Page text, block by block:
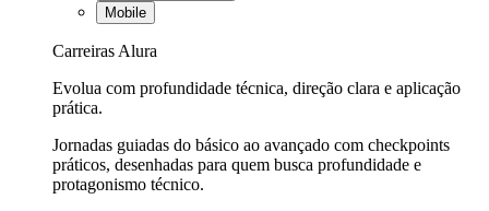
Mobile
Carreiras Alura
Evolua com profundidade técnica, direção clara e aplicação
prática.
Jornadas guiadas do básico ao avançado com checkpoints
práticos, desenhadas para quem busca profundidade e
protagonismo técnico.